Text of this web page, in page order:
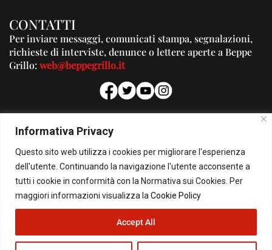
Informativa Privacy
Questo sito web utilizza i cookies per migliorare l'esperienza
dell'utente. Continuando la navigazione l'utente acconsente a
tutti i cookie in conformità con la Normativa sui Cookies. Per
maggiori informazioni visualizza la Cookie Policy
Accept All
CONTATTI
Per inviare messaggi, comunicati stampa, segnalazioni,
richieste di interviste, denunce o lettere aperte a Beppe
Grillo:web@beppegrillo.it
PUBBLICITA'
Per la tua pubblicità su questo Blog:
pubblicita@beppegrillo.it
© Copyright 2026 - Il Blog di Beppe Grillo. All Rights Reserved - Powered by
happygrafic.com